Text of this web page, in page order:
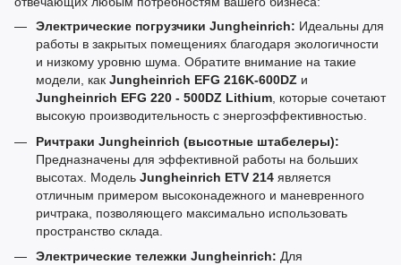
Электрические погрузчики Jungheinrich: Идеальны для
работы в закрытых помещениях благодаря экологичности
и низкому уровню шума. Обратите внимание на такие
модели, как Jungheinrich EFG 216K-600DZ и
Jungheinrich EFG 220 - 500DZ Lithium, которые сочетают
высокую производительность с энергоэффективностью.
Ричтраки Jungheinrich (высотные штабелеры):
Предназначены для эффективной работы на больших
высотах. Модель Jungheinrich ETV 214 является
отличным примером высоконадежного и маневренного
ричтрака, позволяющего максимально использовать
пространство склада.
Электрические тележки Jungheinrich: Для